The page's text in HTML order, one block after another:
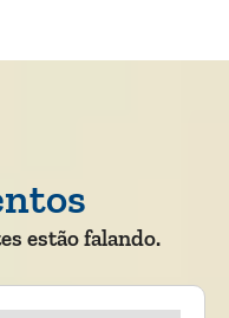
estão falando.